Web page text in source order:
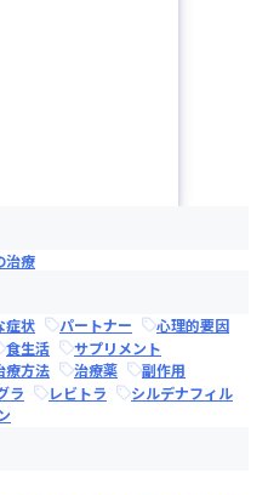
治療
症状 パートナー
心理的要因
食生活
サプリメント
療方法 治療薬
副作用
ラ レビトラ
シルデナフィル